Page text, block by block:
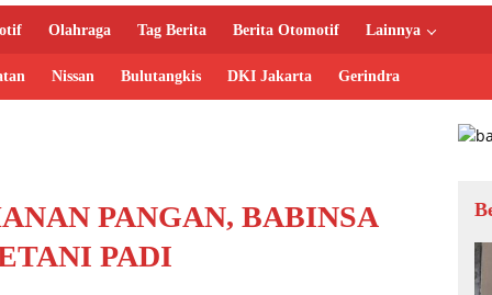
Olahraga Tag Berita Berita Otomotif Lainnya
Nissan Bulutangkis DKI Jakarta Gerindra
PANGAN, BABINSA
PADI